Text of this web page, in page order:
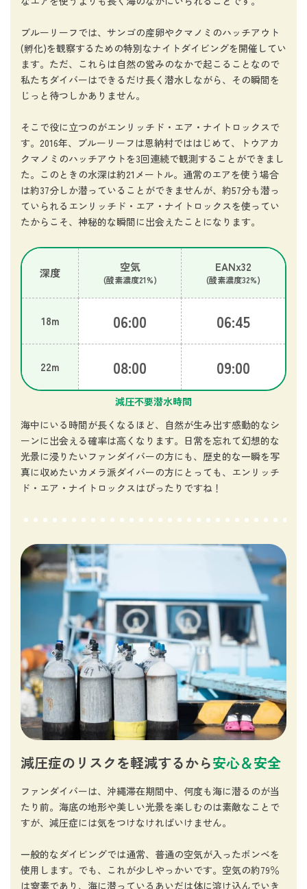
ブルーリーフでは、サンゴの産卵やクマノミのハッチアウト
(孵化)を観察するための特別なナイトダイビングを開催してい
ます。ただ、これらは自然の営みのなかで起こることなので
私たちダイバーはできるだけ長く潜水しながら、その瞬間を
じっと待つしかありません。
そこで役に立つのがエンリッチド・エア・ナイトロックスで
す。2016年、ブルーリーフは恩納村でははじめて、トウアカ
クマノミのハッチアウトを3回連続で観測することができまし
た。このときの水深は約21メートル。通常のエアを使う場合
は約37分しか潜っていることができませんが、約57分も潜っ
ていられるエンリッチド・エア・ナイトロックスを使ってい
たからこそ、神秘的な瞬間に出会えたことになります。
深度 空気
(酸素濃度21%)
EANx32
(酸素濃度32%)
18m 06:00 06:45
22m 08:00 09:00
減圧不要潜水時間
海中にいる時間が長くなるほど、自然が生み出す感動的なシ
ーンに出会える確率は高くなります。日常を忘れて幻想的な
光景に浸りたいファンダイバーの方にも、歴史的な一瞬を写
真に収めたいカメラ派ダイバーの方にとっても、エンリッチ
ド・エア・ナイトロックスはぴったりですね！
減圧症のリスクを軽減するから安心＆安全
ファンダイバーは、沖縄滞在期間中、何度も海に潜るのが当
たり前。海底の地形や美しい光景を楽しむのは素敵なことで
すが、減圧症には気をつけなければいけません。
一般的なダイビングでは通常、普通の空気が入ったボンベを
使用します。でも、これが少しやっかいです。空気の約79％
は窒素であり、海に潜っているあいだは体に溶け込んでいき